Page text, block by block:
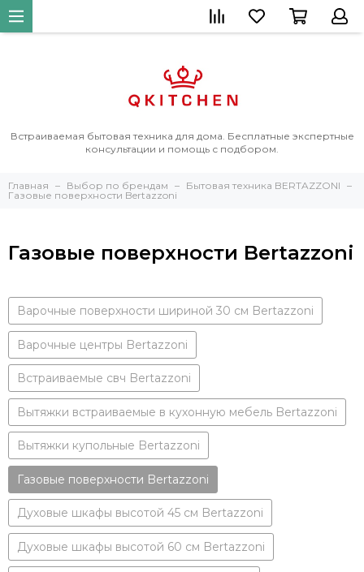
Встраиваемая бытовая техника для дома. Бесплатные экспертные
консультации и помощь с подбором.
Главная Выбор по брендам
Бытовая техника BERTAZZONI
Газовые поверхности Bertazzoni
Газовые поверхности Bertazzoni
Варочные поверхности шириной 30 см Bertazzoni
Варочные центры Bertazzoni
Встраиваемые свч Bertazzoni
Вытяжки встраиваемые в кухонную мебель Bertazzoni
Вытяжки купольные Bertazzoni
Газовые поверхности Bertazzoni
Духовые шкафы высотой 45 см Bertazzoni
Духовые шкафы высотой 60 см Bertazzoni